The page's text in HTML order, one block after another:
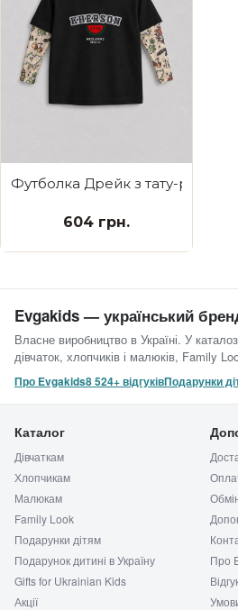
Футболка Дрейк з тату-
604 грн.
Evgakids — український
Власне виробництво в Україні. У
дівчаток, хлопчиків і малюків, Family
Про Evgakids8 524+ відгуківПодарунки
Каталог
Дівчаткам
Хлопчикам
Малюкам
Family Look
Подарунки дітям
Подарунок дитині в Україну
Gifts for Ukrainian Kids
Акції
Про